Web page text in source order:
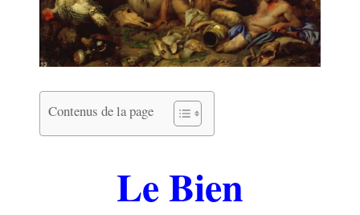
Contenus de la page
Le Bien